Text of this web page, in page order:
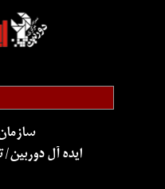
​​​​​​​ایده آل دوربین/